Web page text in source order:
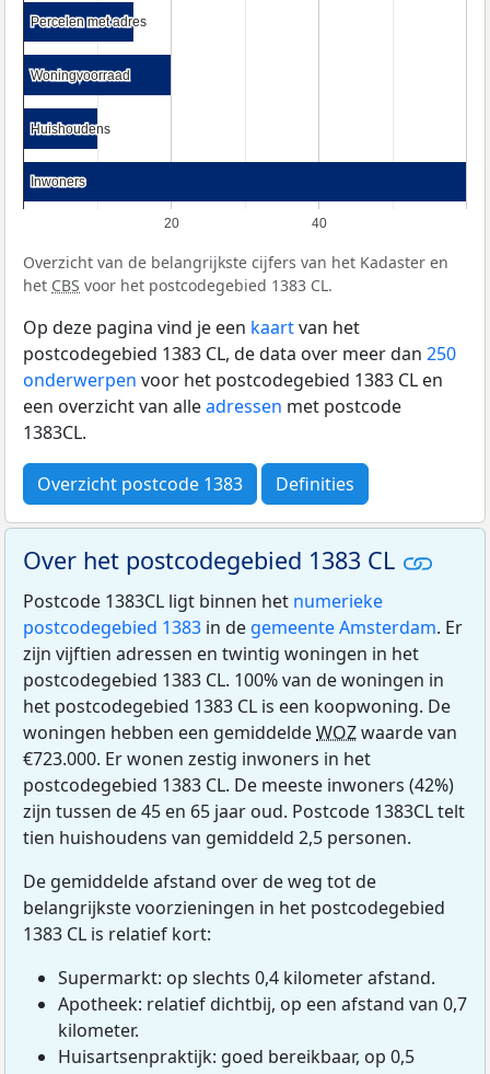
20 40
Percelen met adres
Percelen met adres
Woningvoorraad
Woningvoorraad
Huishoudens
Huishoudens
Inwoners
Inwoners
Overzicht van de belangrijkste cijfers van het Kadaster en
het CBS voor het postcodegebied 1383 CL.
Op deze pagina vind je een kaartvan het
postcodegebied 1383 CL, de data over meer dan 250
onderwerpen voor het postcodegebied 1383 CL en
een overzicht van alleadressen met postcode
1383CL.
Overzicht postcode 1383 Definities
Over het postcodegebied 1383 CL
Postcode 1383CL ligt binnen het numerieke
postcodegebied 1383 in de gemeente Amsterdam. Er
zijn vijftien adressen en twintig woningen in het
postcodegebied 1383 CL. 100% van de woningen in
het postcodegebied 1383 CL is een koopwoning. De
woningen hebben een gemiddeldeWOZwaarde van
€723.000. Er wonen zestig inwoners in het
postcodegebied 1383 CL. De meeste inwoners (42%)
zijn tussen de 45 en 65 jaar oud. Postcode 1383CL telt
tien huishoudens van gemiddeld 2,5 personen.
De gemiddelde afstand over de weg tot de
belangrijkste voorzieningen in het postcodegebied
1383 CL is relatief kort:
Supermarkt: op slechts 0,4 kilometer afstand.
Apotheek: relatief dichtbij, op een afstand van 0,7
kilometer.
Huisartsenpraktijk: goed bereikbaar, op 0,5